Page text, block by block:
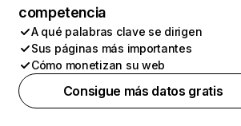
competencia
A qué palabras clave se dirigen
Sus páginas más importantes
Cómo monetizan su web
Consigue más datos gratis